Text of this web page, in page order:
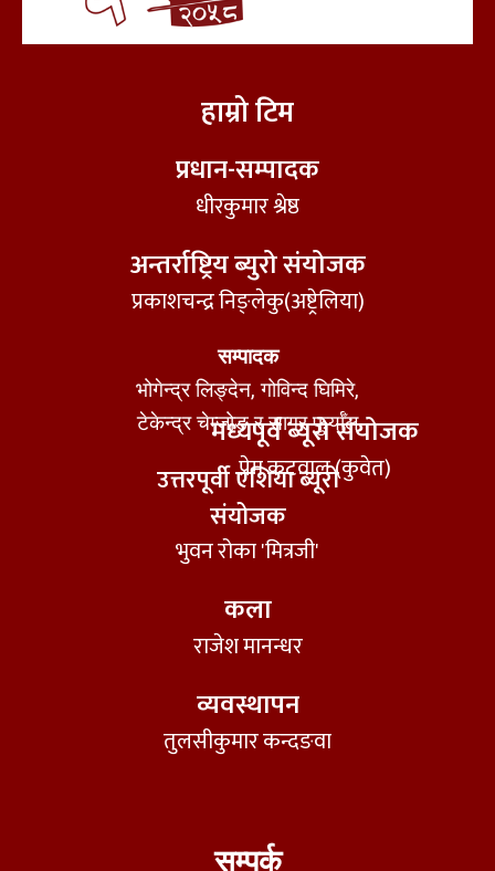
हाम्रो टिम
प्रधान-सम्पादक
धीरकुमार श्रेष्ठ
अन्तर्राष्ट्रिय ब्युरो संयोजक
प्रकाशचन्द्र निङ्लेकु(अष्ट्रेलिया)
सम्पादक
भोगेन्द्र लिङ्देन, गोविन्द घिमिरे,
टेकेन्द्र चेम्जोङ र सागर फुर्याँल
उत्तरपूर्वी एशिया ब्यूरो
संयोजक
भुवन रोका 'मित्रजी'
कला
राजेश मानन्धर
व्यवस्थापन
तुलसीकुमार कन्दङवा
मध्यपूर्व ब्यूरो संयोजक
प्रेम कटवाल (कुवेत)
सम्पर्क​